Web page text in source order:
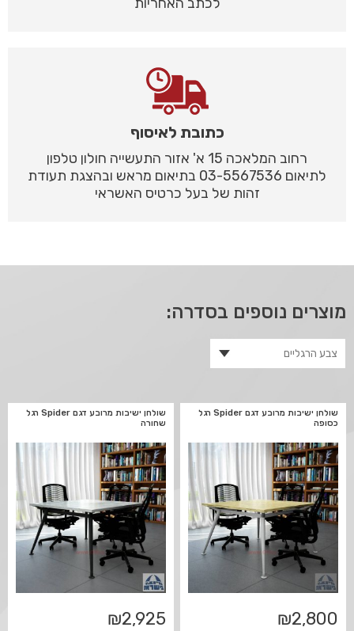
כתובת לאיסוף
רחוב המלאכה 15 א' אזור התעשייה חולון טלפון
לתיאום 03-5567536 בתיאום מראש ובהצגת תעודת
זהות של בעל כרטיס האשראי
מוצרים נוספים בסדרה:
שולחן ישיבות מרובע דגם Spider רגל
כסופה
₪2,800
שולחן ישיבות מרובע דגם Spider רגל
שחורה
₪2,925